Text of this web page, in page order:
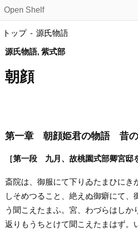
Open Shelf
トップ 源氏物語
源氏物語, 紫式部
朝顔
第一章 朝顔姫君の物語 昔の
［第一段 九月、故桃園式部卿宮邸
斎院は、御服にて下りゐたまひにき
しそめつること、絶えぬ御癖にて、
う聞こえたまふ。宮、わづらはしか
返りもうちとけて聞こえたまはず。